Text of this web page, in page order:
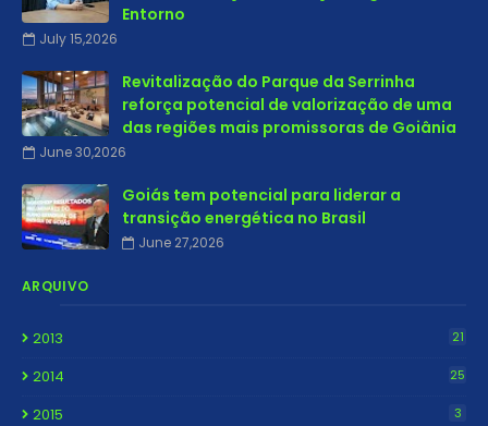
Entorno
July 15,2026
Revitalização do Parque da Serrinha
reforça potencial de valorização de uma
das regiões mais promissoras de Goiânia
June 30,2026
Goiás tem potencial para liderar a
transição energética no Brasil
June 27,2026
ARQUIVO
2013 21
2014 25
2015 3